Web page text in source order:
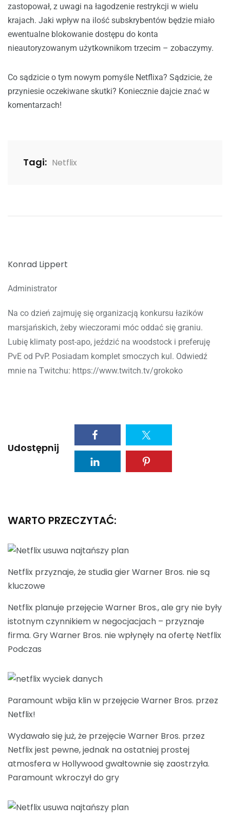
zastopował, z uwagi na łagodzenie restrykcji w wielu
krajach. Jaki wpływ na ilość subskrybentów będzie miało
ewentualne blokowanie dostępu do konta
nieautoryzowanym użytkownikom trzecim – zobaczymy.
Co sądzicie o tym nowym pomyśle Netflixa? Sądzicie, że
przyniesie oczekiwane skutki? Koniecznie dajcie znać w
komentarzach!
Tagi: Netflix
Konrad Lippert
Administrator
Na co dzień zajmuję się organizacją konkursu łazików
marsjańskich, żeby wieczorami móc oddać się graniu.
Lubię klimaty post-apo, jeździć na woodstock i preferuję
PvE od PvP. Posiadam komplet smoczych kul. Odwiedź
mnie na Twitchu: https://www.twitch.tv/grokoko
Udostępnij
WARTO PRZECZYTAĆ:
Netflix przyznaje, że studia gier Warner Bros. nie są
kluczowe
Netflix planuje przejęcie Warner Bros., ale gry nie były
istotnym czynnikiem w negocjacjach – przyznaje
firma. Gry Warner Bros. nie wpłynęły na ofertę Netflix
Podczas
Paramount wbija klin w przejęcie Warner Bros. przez
Netflix!
Wydawało się już, że przejęcie Warner Bros. przez
Netflix jest pewne, jednak na ostatniej prostej
atmosfera w Hollywood gwałtownie się zaostrzyła.
Paramount wkroczył do gry